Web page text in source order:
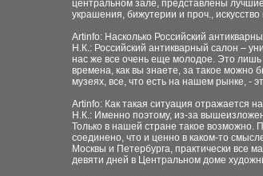
центральном зале, представлены
украшения, бижутерии и проч.,
Artinfo: Насколько Российский
Н.К.: Российский антикварный салон –
нас же все очень еще молодое. Это лишь
времена, как вы знаете, за такое можно
музеях, все, что есть на нашем рынке, -
Artinfo: Как такая ситуация отражается
Н.К.: Именно поэтому, из-за
Только в нашей стране такое возможно.
соединено, что и ценно в каком-то
Москвы и Петербурга, практически все
девяти дней в Центральном доме